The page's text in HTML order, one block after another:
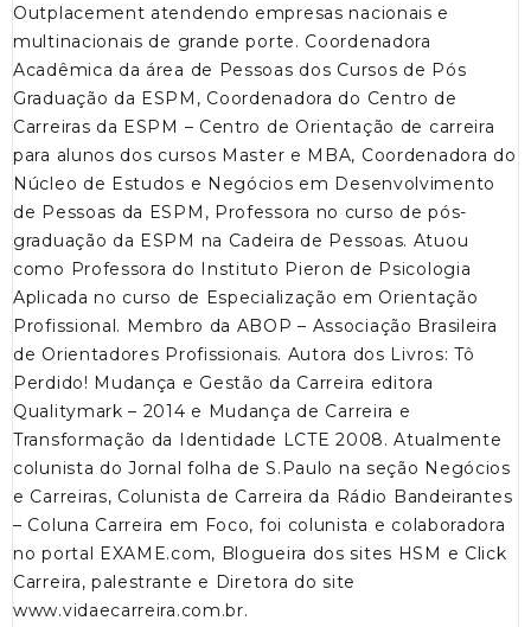
Outplacement atendendo empresas nacionais e
multinacionais de grande porte. Coordenadora
Acadêmica da área de Pessoas dos Cursos de Pós
Graduação da ESPM, Coordenadora do Centro de
Carreiras da ESPM – Centro de Orientação de carreira
para alunos dos cursos Master e MBA, Coordenadora do
Núcleo de Estudos e Negócios em Desenvolvimento
de Pessoas da ESPM, Professora no curso de pós-
graduação da ESPM na Cadeira de Pessoas. Atuou
como Professora do Instituto Pieron de Psicologia
Aplicada no curso de Especialização em Orientação
Profissional. Membro da ABOP – Associação Brasileira
de Orientadores Profissionais. Autora dos Livros: Tô
Perdido! Mudança e Gestão da Carreira editora
Qualitymark – 2014 e Mudança de Carreira e
Transformação da Identidade LCTE 2008. Atualmente
colunista do Jornal folha de S.Paulo na seção Negócios
e Carreiras, Colunista de Carreira da Rádio Bandeirantes
– Coluna Carreira em Foco, foi colunista e colaboradora
no portal EXAME.com, Blogueira dos sites HSM e Click
Carreira, palestrante e Diretora do site
www.vidaecarreira.com.br.